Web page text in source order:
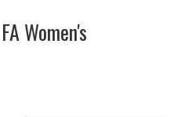
Women's